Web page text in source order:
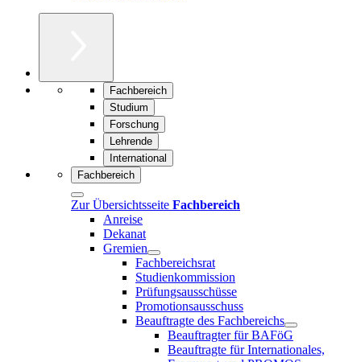
Fachbereich
Studium
Forschung
Lehrende
International
Fachbereich
Zur Übersichtsseite Fachbereich
Anreise
Dekanat
Gremien
Fachbereichsrat
Studienkommission
Prüfungsausschüsse
Promotionsausschuss
Beauftragte des Fachbereichs
Beauftragter für BAFöG
Beauftragte für Internationales,